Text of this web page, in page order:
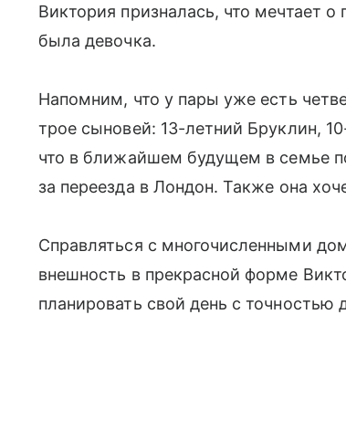
Виктория призналась, что мечтает
была девочка.
Напомним, что у пары уже есть
трое сыновей: 13-летний Бруклин,
что в ближайшем будущем в семье
за переезда в Лондон. Также она
Справляться с многочисленными
внешность в прекрасной форме
планировать свой день с